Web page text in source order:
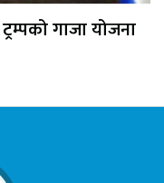
ट्रम्पको गाजा योजना